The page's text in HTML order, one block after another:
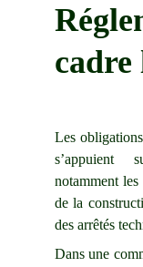
cadre
Les
s’appuient
notamment
de la
des arrêtés
Dans une